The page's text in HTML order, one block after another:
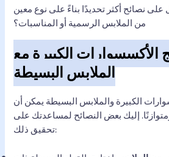
نصائح أكثر تحديدًا بناءً على نوع معين
من الملابس الرسمية أو المناسبات؟
الأكسسوارات الكبيرة مع
الملابس البسيطة
الكبيرة والملابس البسيطة يمكن أن
إليك بعض النصائح لمساعدتك على
تحقيق ذلك: